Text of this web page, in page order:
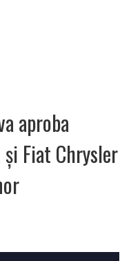
aproba
Fiat Chrysler